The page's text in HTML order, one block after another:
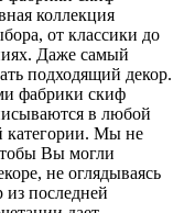
коллекция
от классики до
Даже самый
подходящий декор.
фабрики скиф
в любой
категории. Мы не
Вы могли
не оглядываясь
последней